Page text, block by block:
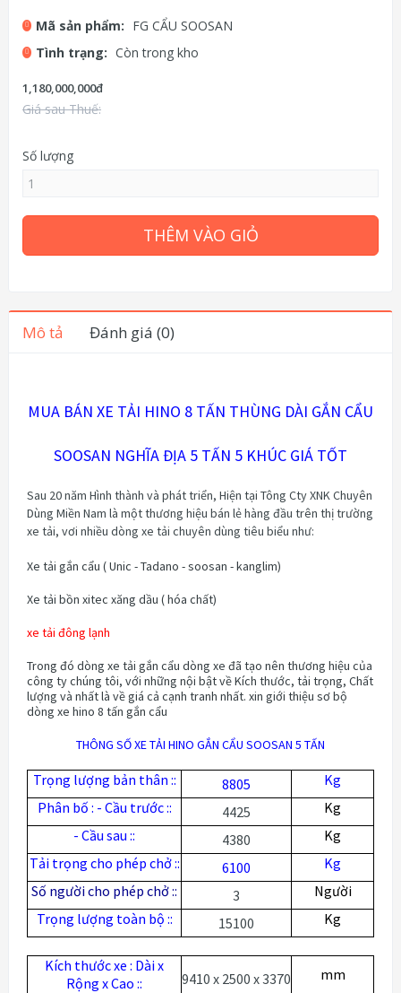
Mã sản phẩm: FG CẨU SOOSAN
Tình trạng: Còn trong kho
1,180,000,000đ
Giá sau Thuế:
Số lượng
THÊM VÀO GIỎ
Mô tả Đánh giá (0)
MUA BÁN XE TẢI HINO 8 TẤN THÙNG DÀI GẮN CẨU
SOOSAN NGHĨA ĐỊA 5 TẤN 5 KHÚC GIÁ TỐT
Sau 20 năm Hình thành và phát triển, Hiện tại Tông Cty XNK Chuyên
Dùng Miền Nam là một thương hiệu bán lẻ hàng đầu trên thị trường
xe tải, vơi nhiều dòng xe tải chuyên dùng tiêu biểu như:
Xe tải gắn cẩu ( Unic - Tadano - soosan - kanglim)
Xe tải bồn xitec xăng dầu ( hóa chất)
xe tải đông lạnh
Trong đó dòng xe tải gắn cẩu dòng xe đã tạo nên thương hiệu của
công ty chúng tôi, với những nội bật về Kích thước, tải trọng, Chất
lượng và nhất là về giá cả cạnh tranh nhất. xin giới thiệu sơ bộ
dòng xe hino 8 tấn gắn cẩu
THÔNG SỐ XE TẢI HINO GẮN CẨU SOOSAN 5 TẤN
Trọng lượng bản thân :: 8805
Kg
Phân bố : - Cầu trước ::
4425
Kg
- Cầu sau ::
4380
Kg
Tải trọng cho phép chở ::
6100
Kg
Số người cho phép chở ::
3
Người
Trọng lượng toàn bộ ::
15100 Kg
Kích thước xe : Dài x
Rộng x Cao ::
9410 x 2500 x 3370 mm